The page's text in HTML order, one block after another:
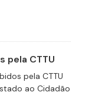
pela CTTU
pela CTTU
ao Cidadão